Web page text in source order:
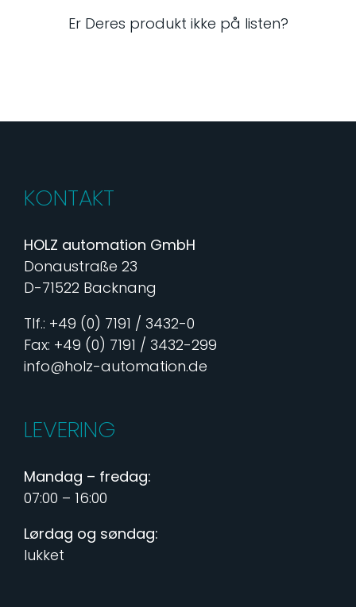
Er Deres produkt ikke på listen?
KONTAKT
HOLZ automation GmbH
Donaustraße 23
D-71522 Backnang
Tlf.: +49 (0) 7191 / 3432-0
Fax: +49 (0) 7191 / 3432-299
info@holz-automation.de
LEVERING
Mandag – fredag:
07:00 – 16:00
Lørdag og søndag:
lukket